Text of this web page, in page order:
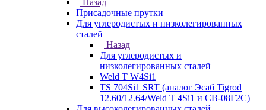
Назад
Присадочные прутки
Для углеродистых и низколегированных
сталей
Назад
Для углеродистых и
низколегированных сталей
Weld T W4Si1
TS 704Si1 SRT (аналог Эсаб Tigrod
12.60/12.64/Weld T 4Si1 и СВ-08Г2С)